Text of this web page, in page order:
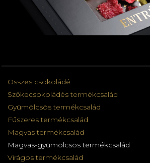
Összes csokoládé
Szőkecsokoládés termékcsalád
Gyümölcsös termékcsalád
Fűszeres termékcsalád
Magvas termékcsalád
Magvas-gyümölcsös termékcsalád
Virágos termékcsalád